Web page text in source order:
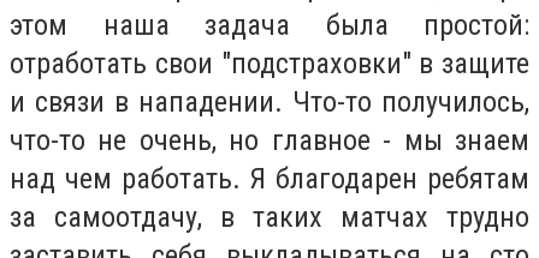
этом наша задача была простой:
отработать свои "подстраховки" в защите
и связи в нападении. Что-то получилось,
что-то не очень, но главное - мы знаем
над чем работать. Я благодарен ребятам
за самоотдачу, в таких матчах трудно